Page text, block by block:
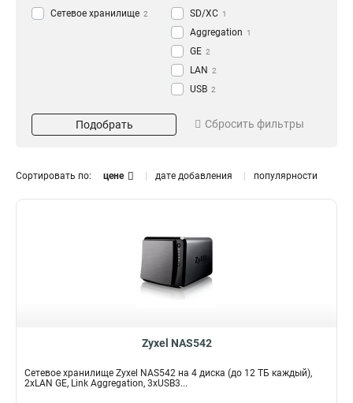
Сетевое хранилище 2 SD/XC 1
Aggregation 1
GE 2
LAN 2
USB 2
12TБ 2
Подобрать Сбросить фильтры
Сортировать по: цене дате добавления популярности
Zyxel NAS542
Сетевое хранилище Zyxel NAS542 на 4 диска (до 12 TБ каждый),
2xLAN GE, Link Aggregation, 3xUSB3...